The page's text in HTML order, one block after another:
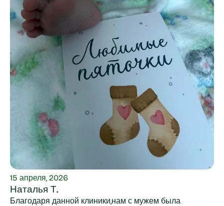
15 апреля, 2026
Наталья Т.
Благодаря данной клиники,нам с мужем была